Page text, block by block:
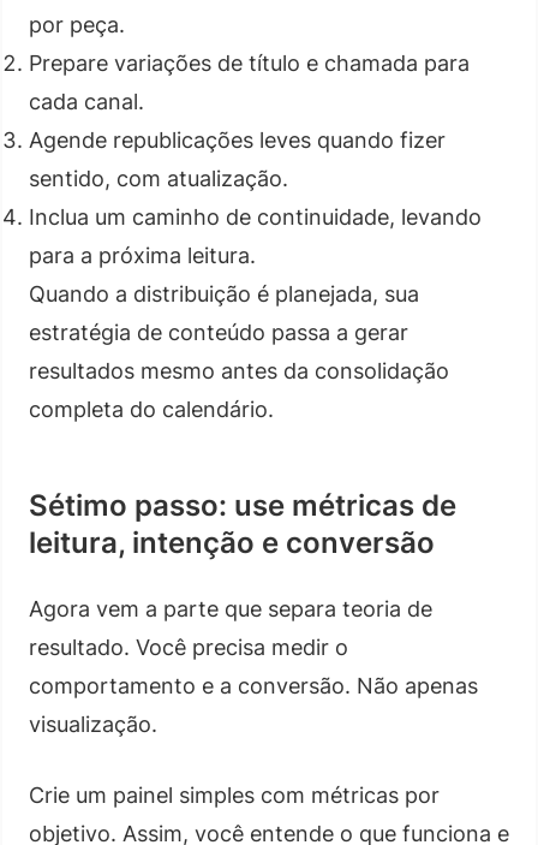
por peça.
Prepare variações de título e chamada para
cada canal.
Agende republicações leves quando fizer
sentido, com atualização.
Inclua um caminho de continuidade, levando
para a próxima leitura.
Quando a distribuição é planejada, sua
estratégia de conteúdo passa a gerar
resultados mesmo antes da consolidação
completa do calendário.
Sétimo passo: use métricas de
leitura, intenção e conversão
Agora vem a parte que separa teoria de
resultado. Você precisa medir o
comportamento e a conversão. Não apenas
visualização.
Crie um painel simples com métricas por
objetivo. Assim, você entende o que funciona e